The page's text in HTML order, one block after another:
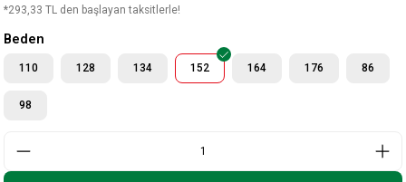
*293,33 TL den başlayan taksitlerle!
Beden
110 128 134 152 164 176 86
98